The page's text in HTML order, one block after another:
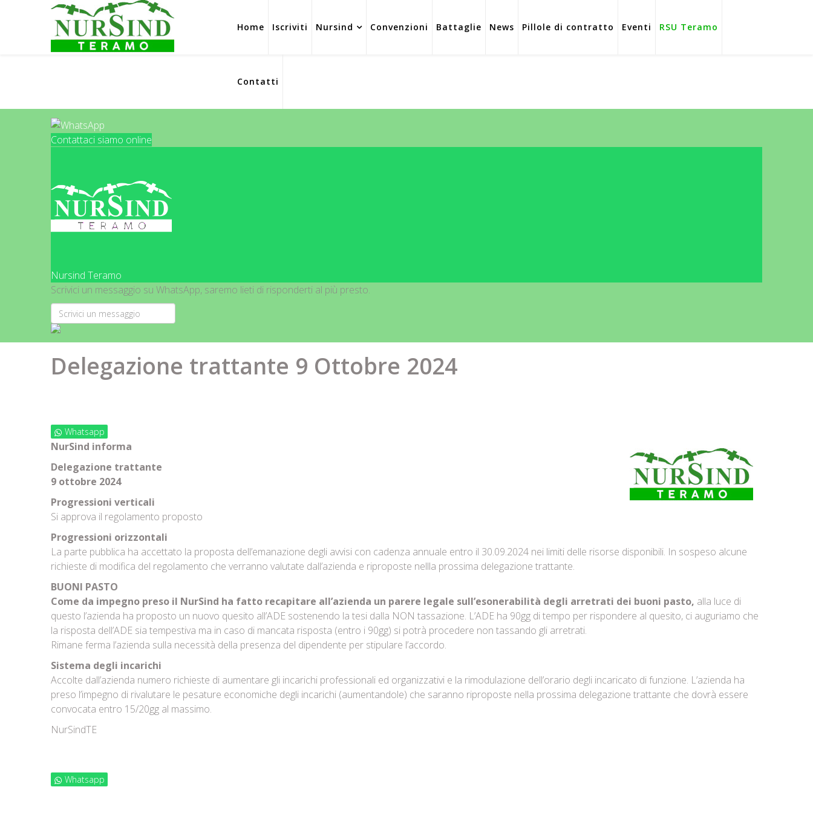
Home Iscriviti Nursind Convenzioni Battaglie News Pillole di contratto Eventi RSU Teramo
Contatti
Contattaci siamo online
Nursind Teramo
Scrivici un messaggio su WhatsApp, saremo lieti di risponderti al più presto.
Delegazione trattante 9 Ottobre 2024
Whatsapp
NurSind informa
Delegazione trattante
9 ottobre 2024
Progressioni verticali
Si approva il regolamento proposto
Progressioni orizzontali
La parte pubblica ha accettato la proposta dell’emanazione degli avvisi con cadenza annuale entro il 30.09.2024 nei limiti delle risorse disponibili. In sospeso alcune
richieste di modifica del regolamento che verranno valutate dall’azienda e riproposte nellla prossima delegazione trattante.
BUONI PASTO
Come da impegno preso il NurSind ha fatto recapitare all’azienda un parere legale sull’esonerabilità degli arretrati dei buoni pasto, alla luce di
questo l’azienda ha proposto un nuovo quesito all’ADE sostenendo la tesi dalla NON tassazione. L’ADE ha 90gg di tempo per rispondere al quesito, ci auguriamo che
la risposta dell’ADE sia tempestiva ma in caso di mancata risposta (entro i 90gg) si potrà procedere non tassando gli arretrati.
Rimane ferma l’azienda sulla necessità della presenza del dipendente per stipulare l’accordo.
Sistema degli incarichi
Accolte dall’azienda numero richieste di aumentare gli incarichi professionali ed organizzativi e la rimodulazione dell’orario degli incaricato di funzione. L’azienda ha
preso l’impegno di rivalutare le pesature economiche degli incarichi (aumentandole) che saranno riproposte nella prossima delegazione trattante che dovrà essere
convocata entro 15/20gg al massimo.
NurSindTE
Whatsapp